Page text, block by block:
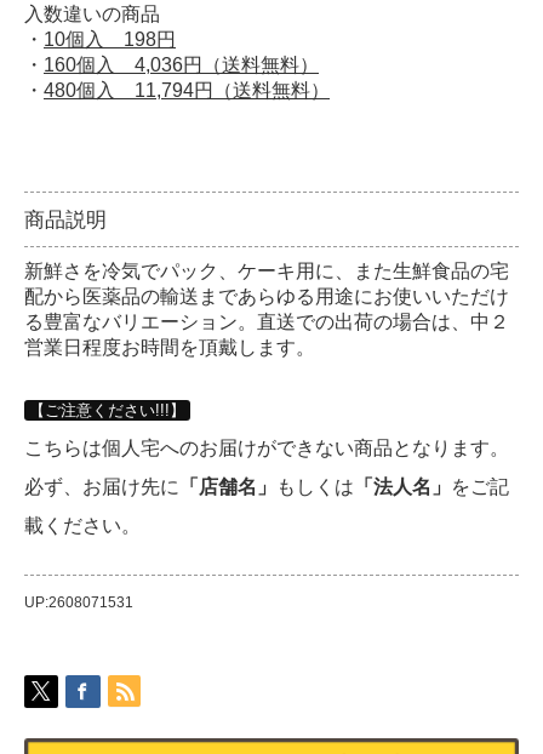
入数違いの商品
・ 10個入 198円
・ 160個入 4,036円（送料無料）
・ 480個入 11,794円（送料無料）
商品説明
新鮮さを冷気でパック、ケーキ用に、また生鮮食品の宅
配から医薬品の輸送まであらゆる用途にお使いいただけ
る豊富なバリエーション。直送での出荷の場合は、中２
営業日程度お時間を頂戴します。
【ご注意ください!!!】
こちらは個人宅へのお届けができない商品となります。
必ず、お届け先に
「店舗名」 もしくは 「法人名」
をご記
載ください。
UP:2608071531